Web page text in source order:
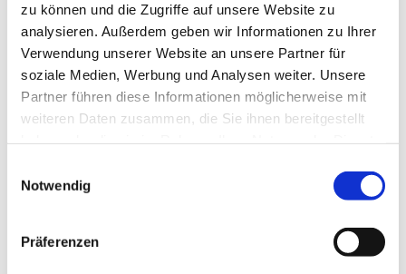
zu können und die Zugriffe auf unsere Website zu
analysieren. Außerdem geben wir Informationen zu Ihrer
Verwendung unserer Website an unsere Partner für
soziale Medien, Werbung und Analysen weiter. Unsere
Partner führen diese Informationen möglicherweise mit
weiteren Daten zusammen, die Sie ihnen bereitgestellt
Notwendig
Präferenzen